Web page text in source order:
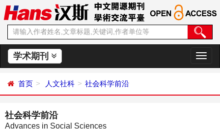
学术期刊
切
换
首页 人文社科 社会科学前沿
社会科学前沿
Advances in Social Sciences